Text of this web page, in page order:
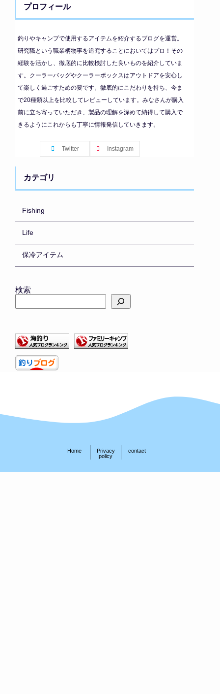
プロフィール
釣りやキャンプで使用するアイテムを紹介するブログを運営。
研究職という職業柄物事を追究することにおいてはプロ！その
経験を活かし、徹底的に比較検討した良いものを紹介していま
す。クーラーバッグやクーラーボックスはアウトドアを安心し
て楽しく過ごすための要です。徹底的にこだわりを持ち、今ま
で20種類以上を比較してレビューしています。みなさんが購入
前に立ち寄っていただき、製品の理解を深めて納得して購入で
きるようにこれからも丁寧に情報発信していきます。
Twitter Instagram
カテゴリ
Fishing
Life
保冷アイテム
検索
Home
Privacy
policy
contact